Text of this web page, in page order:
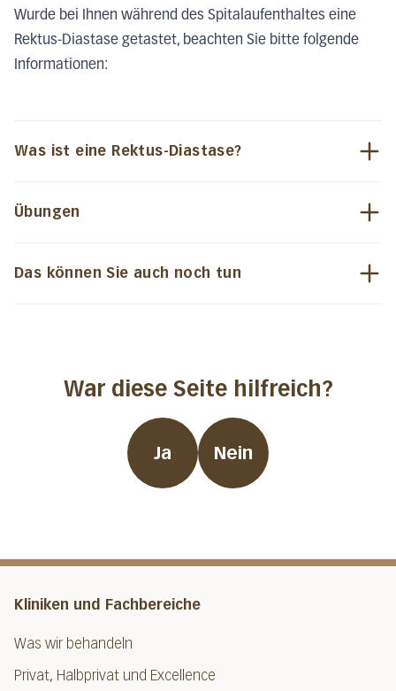
Wurde bei Ihnen während des Spitalaufenthaltes eine
Rektus-Diastase getastet, beachten Sie bitte folgende
Informationen:
Was ist eine Rektus-Diastase?
Übungen
Das können Sie auch noch tun
War diese Seite hilfreich?
Ja Nein
Kliniken und Fachbereiche
Was wir behandeln
Privat, Halbprivat und Excellence